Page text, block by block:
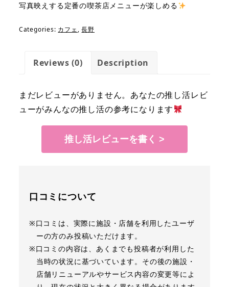
写真映えする定番の喫茶店メニューが楽しめる
Categories: カフェ,長野
Reviews (0) Description
まだレビューがありません。あなたの推し活レビ
ューがみんなの推し活の参考になります
推し活レビューを書く >
口コミについて
※口コミは、実際に施設・店舗を利用したユーザ
ーの方のみ投稿いただけます。
※口コミの内容は、あくまでも投稿者が利用した
当時の状況に基づいています。その後の施設・
店舗リニューアルやサービス内容の変更等によ